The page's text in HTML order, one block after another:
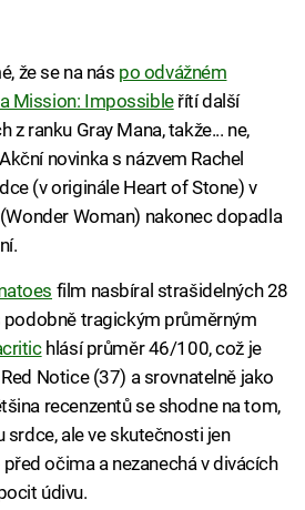
že se na nás po odvážném
Mission: Impossibleřítí další
z ranku Gray Mana, takže... ne,
novinka s názvem Rachel
(v originále Heart of Stone) v
Woman) nakonec dopadla
film nasbíral strašidelných 28
podobně tragickým průměrným
hlásí průměr 46/100, což je
Notice (37) a srovnatelně jako
recenzentů se shodne na tom,
srdce, ale ve skutečnosti jen
očima a nezanechá v divácích
údivu.